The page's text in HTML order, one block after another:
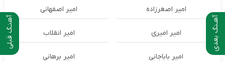
آهنـگ قبلی آهـنگ بعدی
امیر اصغرزاده امیر اصفهانی
امیر امیری امیر انقلاب
امیر باباجانی امیر برهانی